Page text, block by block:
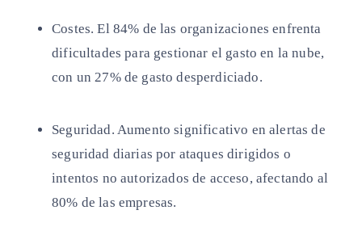
Costes. El 84% de las organizaciones enfrenta
dificultades para gestionar el gasto en la nube,
con un 27% de gasto desperdiciado.
Seguridad. Aumento significativo en alertas de
seguridad diarias por ataques dirigidos o
intentos no autorizados de acceso, afectando al
80% de las empresas.